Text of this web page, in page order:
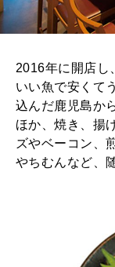
2016年に開店し
いい魚で安くて
込んだ鹿児島か
ほか、焼き、揚
ズやベーコン、
やちむんなど、